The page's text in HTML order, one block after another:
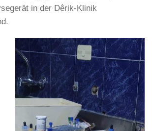
in der Dêrik-Klinik